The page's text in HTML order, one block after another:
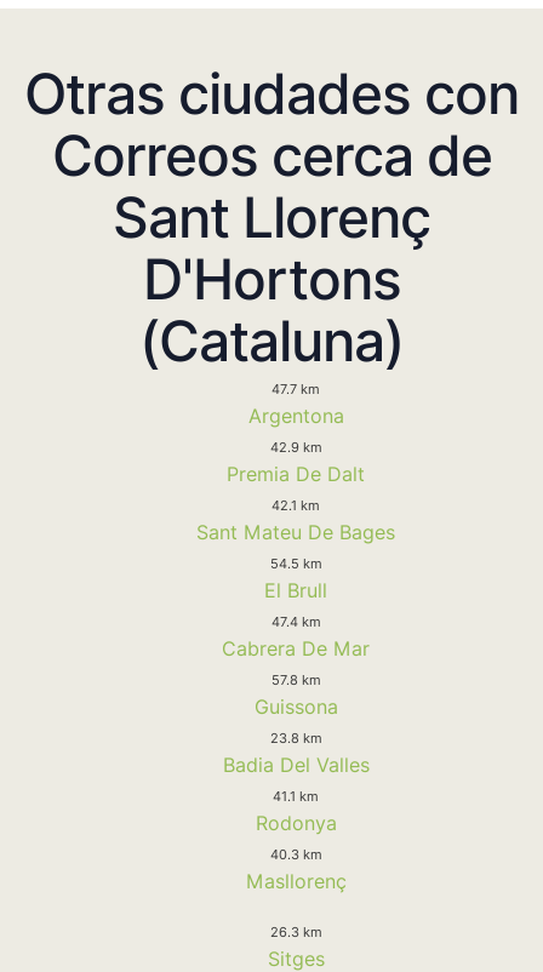
Otras ciudades con
Correos cerca de
Sant Llorenç
D'Hortons
(Cataluna)
47.7 km
Argentona
42.9 km
Premia De Dalt
42.1 km
Sant Mateu De Bages
54.5 km
El Brull
47.4 km
Cabrera De Mar
57.8 km
Guissona
23.8 km
Badia Del Valles
41.1 km
Rodonya
40.3 km
Masllorenç
26.3 km
Sitges